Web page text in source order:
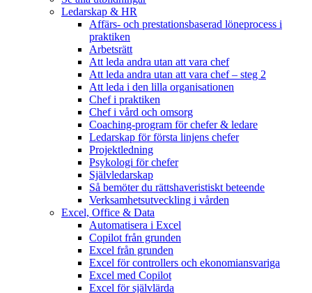
Ledarskap & HR
Affärs- och prestationsbaserad löneprocess i
praktiken
Arbetsrätt
Att leda andra utan att vara chef
Att leda andra utan att vara chef – steg 2
Att leda i den lilla organisationen
Chef i praktiken
Chef i vård och omsorg
Coaching-program för chefer & ledare
Ledarskap för första linjens chefer
Projektledning
Psykologi för chefer
Självledarskap
Så bemöter du rättshaveristiskt beteende
Verksamhetsutveckling i vården
Excel, Office & Data
Automatisera i Excel
Copilot från grunden
Excel från grunden
Excel för controllers och ekonomiansvariga
Excel med Copilot
Excel för självlärda